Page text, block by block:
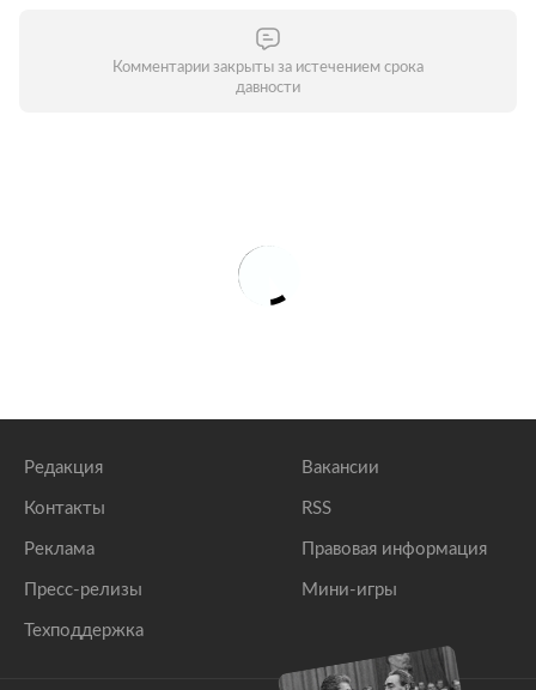
Комментарии закрыты за истечением срока
давности
Редакция
Контакты
Реклама
Пресс-релизы
Техподдержка
Вакансии
RSS
Правовая информация
Мини-игры